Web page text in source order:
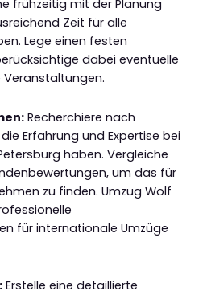
frühzeitig mit der Planung
Zeit für alle
Lege einen festen
dabei eventuelle
Recherchiere nach
Erfahrung und Expertise bei
haben. Vergleiche
um das für
zu finden. Umzug Wolf
für internationale Umzüge
Erstelle eine detaillierte